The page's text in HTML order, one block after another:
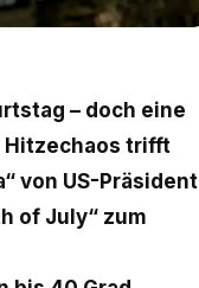
– doch eine
Hitzechaos trifft
von US-Präsident
of July“ zum